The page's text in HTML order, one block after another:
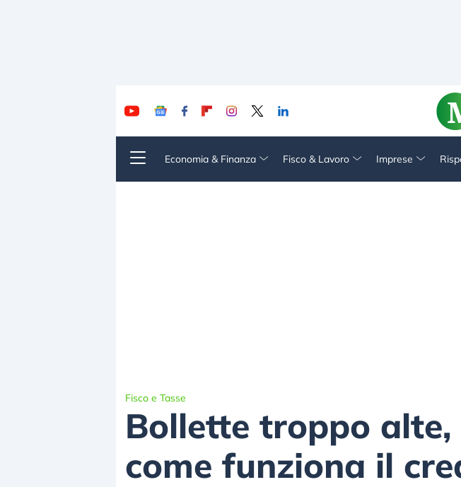
Economia & Finanza Fisco & Lavoro Imprese
Fisco e Tasse
Bollette troppo
come funziona il